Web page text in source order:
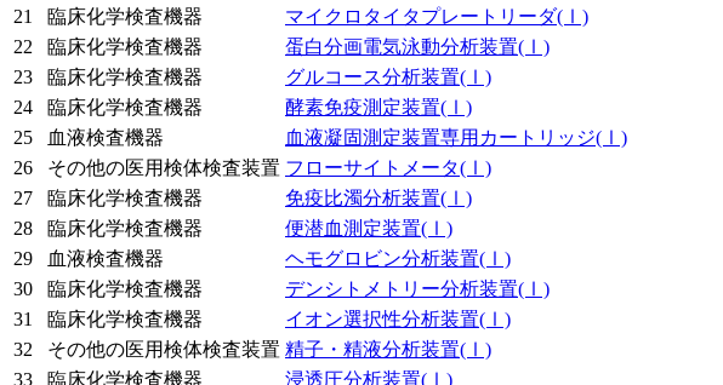
21
臨床化学検査機器 マイクロタイタプレートリーダ(Ⅰ)
22
臨床化学検査機器 蛋白分画電気泳動分析装置(Ⅰ)
23
臨床化学検査機器 グルコース分析装置(Ⅰ)
24
臨床化学検査機器 酵素免疫測定装置(Ⅰ)
25
血液検査機器 血液凝固測定装置専用カートリッジ(Ⅰ)
26
その他の医用検体検査装置 フローサイトメータ(Ⅰ)
27
臨床化学検査機器 免疫比濁分析装置(Ⅰ)
28
臨床化学検査機器 便潜血測定装置(Ⅰ)
29
血液検査機器 ヘモグロビン分析装置(Ⅰ)
30
臨床化学検査機器 デンシトメトリー分析装置(Ⅰ)
31
臨床化学検査機器 イオン選択性分析装置(Ⅰ)
32
その他の医用検体検査装置 精子・精液分析装置(Ⅰ)
33
臨床化学検査機器 浸透圧分析装置(Ⅰ)